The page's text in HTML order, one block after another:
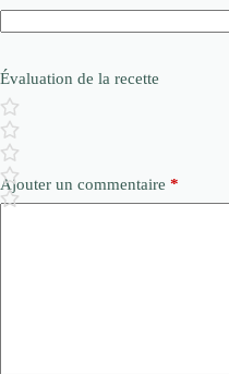
Évaluation de la recette
Ajouter un commentaire *